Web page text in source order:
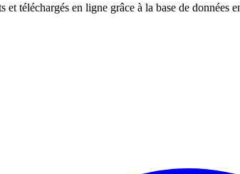
téléchargés en ligne grâce à la base de données